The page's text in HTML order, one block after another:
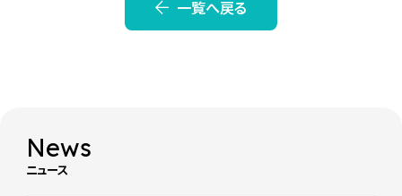
一覧へ戻る
News
ニュース